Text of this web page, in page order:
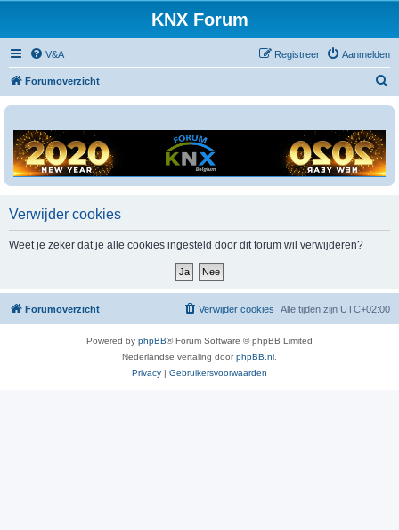
KNX Forum
V&A Aanmelden
Registreer
Forumoverzicht
Verwijder cookies
Weet je zeker dat je alle cookies ingesteld door dit forum wil verwijderen?
Forumoverzicht Alle tijden zijn UTC+02:00
Verwijder cookies
Powered by phpBB® Forum Software © phpBB Limited
Nederlandse vertaling doorphpBB.nl.
Privacy | Gebruikersvoorwaarden